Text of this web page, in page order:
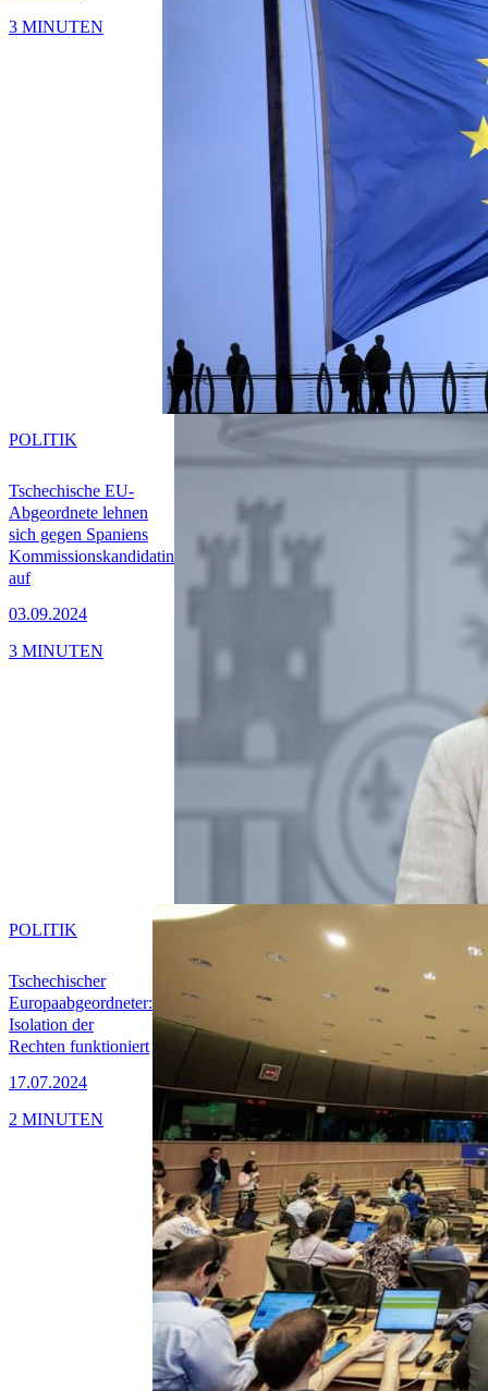
3 MINUTEN
Tschechische EU-
Abgeordnete lehnen
sich gegen Spaniens
Kommissionskandidatin
auf
03.09.2024
POLITIK
3 MINUTEN
Tschechischer
Europaabgeordneter:
Isolation der
Rechten funktioniert
17.07.2024
POLITIK
2 MINUTEN